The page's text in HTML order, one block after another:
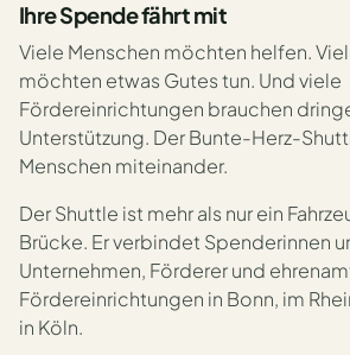
Ihre Spende fährt mit
Viele Menschen möchten helfen.
möchten etwas Gutes tun. Und viele
Fördereinrichtungen brauchen
Unterstützung. Der Bunte-Herz-
Menschen miteinander.
Der Shuttle ist mehr als nur ein
Brücke. Er verbindet Spenderinnen
Unternehmen, Förderer und
Fördereinrichtungen in Bonn, im
in Köln.